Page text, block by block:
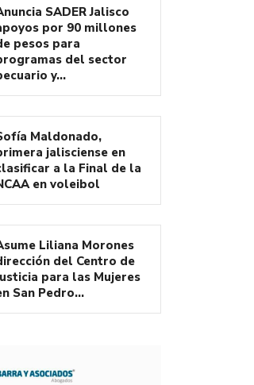
SADER Jalisco
por 90 millones
pesos para
del sector
y…
Maldonado,
jalisciense en
a la Final de la
en voleibol
Liliana Morones
del Centro de
para las Mujeres
San Pedro…